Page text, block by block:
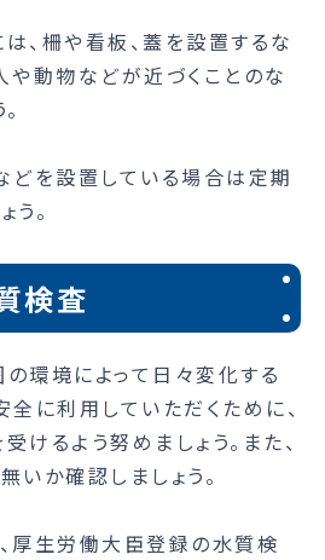
、柵や看板、蓋を設置するな
や動物などが近づくことのな
どを設置している場合は定期
。
検査
環境によって日々変化する
全に利用していただくために、
けるよう努めましょう。また、
いか確認しましょう。
厚生労働大臣登録の水質検